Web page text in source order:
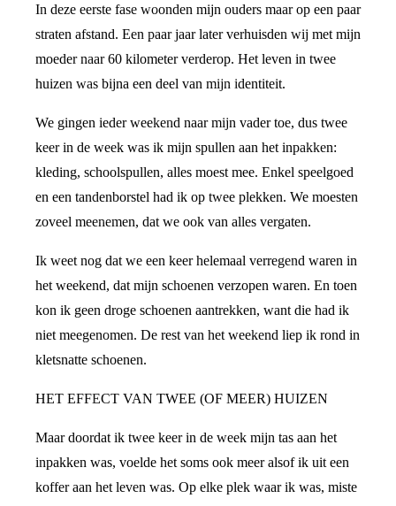
In deze eerste fase woonden mijn ouders maar op een paar
straten afstand. Een paar jaar later verhuisden wij met mijn
moeder naar 60 kilometer verderop. Het leven in twee
huizen was bijna een deel van mijn identiteit.
We gingen ieder weekend naar mijn vader toe, dus twee
keer in de week was ik mijn spullen aan het inpakken:
kleding, schoolspullen, alles moest mee. Enkel speelgoed
en een tandenborstel had ik op twee plekken. We moesten
zoveel meenemen, dat we ook van alles vergaten.
Ik weet nog dat we een keer helemaal verregend waren in
het weekend, dat mijn schoenen verzopen waren. En toen
kon ik geen droge schoenen aantrekken, want die had ik
niet meegenomen. De rest van het weekend liep ik rond in
kletsnatte schoenen.
HET EFFECT VAN TWEE (OF MEER) HUIZEN
Maar doordat ik twee keer in de week mijn tas aan het
inpakken was, voelde het soms ook meer alsof ik uit een
koffer aan het leven was. Op elke plek waar ik was, miste